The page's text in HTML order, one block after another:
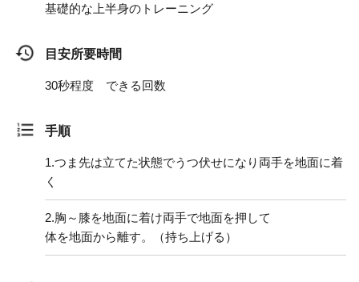
基礎的な上半身のトレーニング
目安所要時間
30秒程度 できる回数
手順
1.つま先は立てた状態でうつ伏せになり両手を地面に着
く
2.胸～膝を地面に着け両手で地面を押して
体を地面から離す。（持ち上げる）